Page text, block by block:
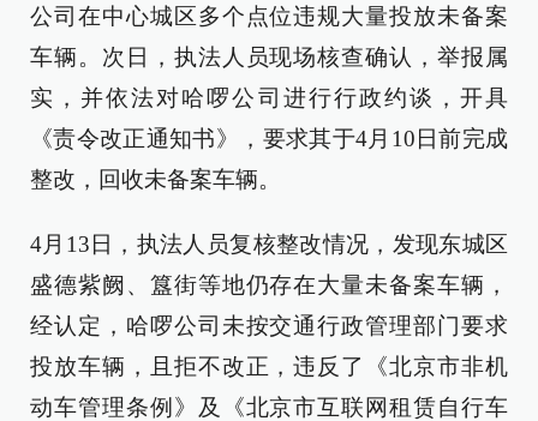
公司在中心城区多个点位违规大量投放未备案
车辆。次日，执法人员现场核查确认，举报属
实，并依法对哈啰公司进行行政约谈，开具
《责令改正通知书》，要求其于4月10日前完成
整改，回收未备案车辆。
4月13日，执法人员复核整改情况，发现东城区
盛德紫阙、簋街等地仍存在大量未备案车辆，
经认定，哈啰公司未按交通行政管理部门要求
投放车辆，且拒不改正，违反了《北京市非机
动车管理条例》及《北京市互联网租赁自行车